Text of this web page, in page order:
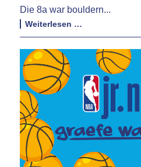
Die 8a war bouldern...
Weiterlesen …